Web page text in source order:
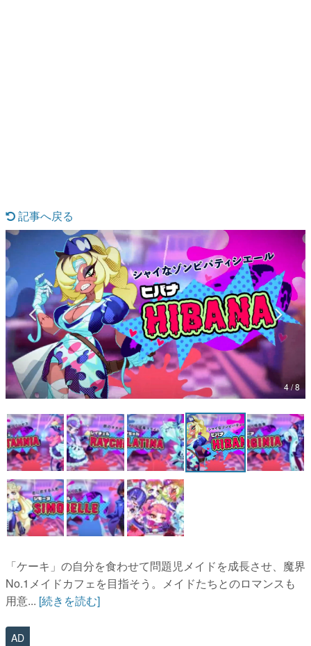
具体的な形から解き明かしていく、硬派で骨太な評論連載
です。
ゲームが変えた日本語
「経験値」「裏技」「ラスボス」… ゲームにまつわる言葉
の起源や用法の変遷を、コンピューター文化史研究家・タ
イニーP氏が徹底調査。
カテゴリ
特集記事
マンガ
女性向け
アプリレビュー
その他
電ファミニコゲーマーとは？
運営：株式会社マレ
記事へ戻る
4 / 8
「ケーキ」の自分を食わせて問題児メイドを成長させ、魔界
No.1メイドカフェを目指そう。メイドたちとのロマンスも
用意... [続きを読む]
AD